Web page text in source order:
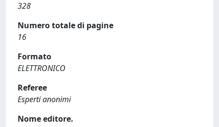
328
Numero totale di pagine
16
Formato
ELETTRONICO
Referee
Esperti anonimi
Nome editore.